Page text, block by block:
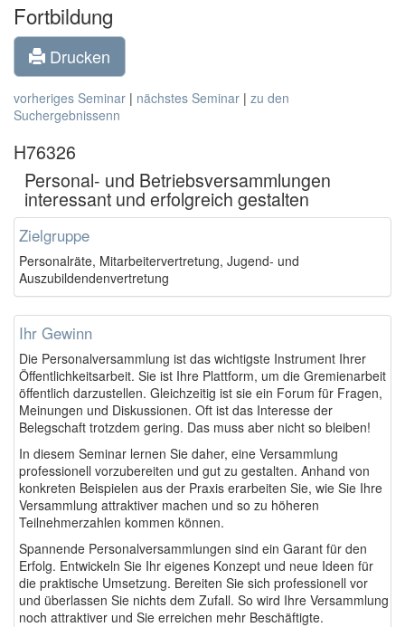
Fortbildung
Drucken
vorheriges Seminar | nächstes Seminar | zu den
Suchergebnissenn
H76326
Personal- und Betriebsversammlungen
interessant und erfolgreich gestalten
Zielgruppe
Personalräte, Mitarbeitervertretung, Jugend- und
Auszubildendenvertretung
Ihr Gewinn
Die Personalversammlung ist das wichtigste Instrument Ihrer
Öffentlichkeitsarbeit. Sie ist Ihre Plattform, um die Gremienarbeit
öffentlich darzustellen. Gleichzeitig ist sie ein Forum für Fragen,
Meinungen und Diskussionen. Oft ist das Interesse der
Belegschaft trotzdem gering. Das muss aber nicht so bleiben!
In diesem Seminar lernen Sie daher, eine Versammlung
professionell vorzubereiten und gut zu gestalten. Anhand von
konkreten Beispielen aus der Praxis erarbeiten Sie, wie Sie Ihre
Versammlung attraktiver machen und so zu höheren
Teilnehmerzahlen kommen können.
Spannende Personalversammlungen sind ein Garant für den
Erfolg. Entwickeln Sie Ihr eigenes Konzept und neue Ideen für
die praktische Umsetzung. Bereiten Sie sich professionell vor
und überlassen Sie nichts dem Zufall. So wird Ihre Versammlung
noch attraktiver und Sie erreichen mehr Beschäftigte.